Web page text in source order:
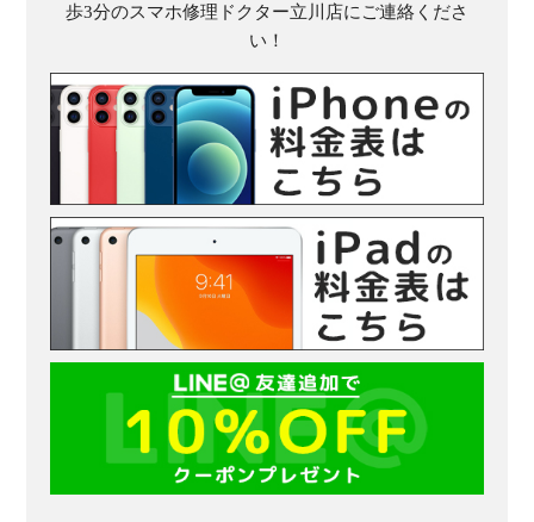
歩3分のスマホ修理ドクター立川店にご連絡くださ
い！